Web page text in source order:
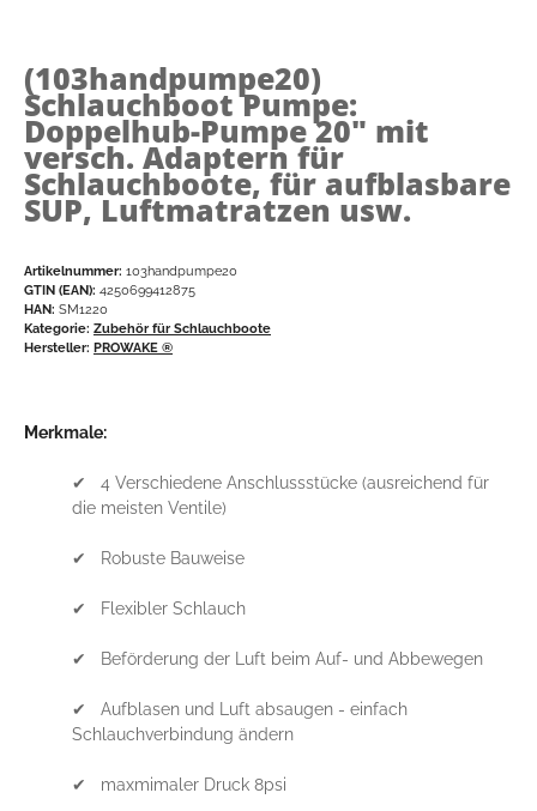
(103handpumpe20)
Schlauchboot Pumpe:
Doppelhub-Pumpe 20" mit
versch. Adaptern für
Schlauchboote, für aufblasbare
SUP, Luftmatratzen usw.
Artikelnummer: 103handpumpe20
GTIN (EAN): 4250699412875
HAN: SM1220
Kategorie: Zubehör für Schlauchboote
Hersteller: PROWAKE ®
Merkmale:
✔ 4 Verschiedene Anschlussstücke (ausreichend für
die meisten Ventile)
✔ Robuste Bauweise
✔ Flexibler Schlauch
✔ Beförderung der Luft beim Auf- und Abbewegen
✔ Aufblasen und Luft absaugen - einfach
Schlauchverbindung ändern
✔ maxmimaler Druck 8psi